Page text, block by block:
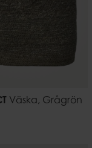
Väska, Grågrön